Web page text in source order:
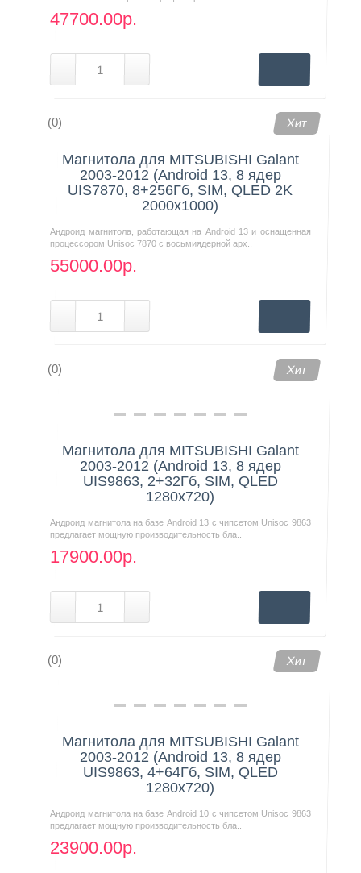
47700.00р.
(0) Хит
Магнитола для MITSUBISHI Galant
2003-2012 (Android 13, 8 ядер
UIS7870, 8+256Гб, SIM, QLED 2K
2000x1000)
Андроид магнитола, работающая на Android 13 и оснащенная
процессором Unisoc 7870 с восьмиядерной арх..
55000.00р.
(0) Хит
Магнитола для MITSUBISHI Galant
2003-2012 (Android 13, 8 ядер
UIS9863, 2+32Гб, SIM, QLED
1280x720)
Андроид магнитола на базе Android 13 с чипсетом Unisoc 9863
предлагает мощную производительность бла..
17900.00р.
(0) Хит
Магнитола для MITSUBISHI Galant
2003-2012 (Android 13, 8 ядер
UIS9863, 4+64Гб, SIM, QLED
1280x720)
Андроид магнитола на базе Android 10 с чипсетом Unisoc 9863
предлагает мощную производительность бла..
23900.00р.